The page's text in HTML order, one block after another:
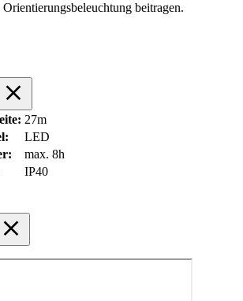
beitragen.
27m
LED
max. 8h
IP40